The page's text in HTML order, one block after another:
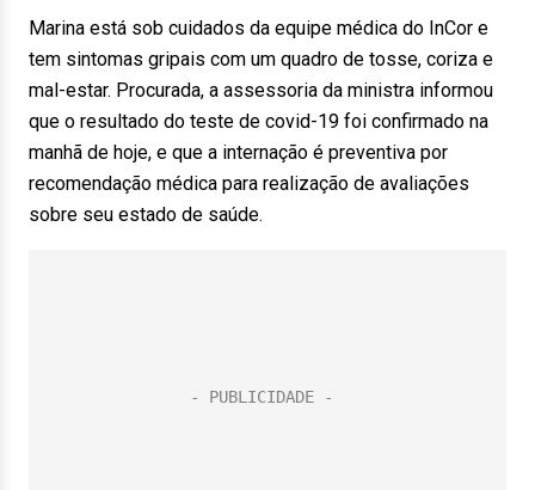
Marina está sob cuidados da equipe médica do InCor e
tem sintomas gripais com um quadro de tosse, coriza e
mal-estar. Procurada, a assessoria da ministra informou
que o resultado do teste de covid-19 foi confirmado na
manhã de hoje, e que a internação é preventiva por
recomendação médica para realização de avaliações
sobre seu estado de saúde.